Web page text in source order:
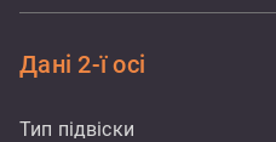
Дані 2-ї осі
Тип підвіски